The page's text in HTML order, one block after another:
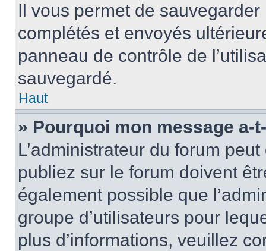
Il vous permet de
complétés et envoyés
panneau de contrôle de
sauvegardé.
Haut
» Pourquoi mon message a-
L’administrateur du forum
publiez sur le forum doivent
également possible que
groupe d’utilisateurs pour
plus d’informations, veuillez